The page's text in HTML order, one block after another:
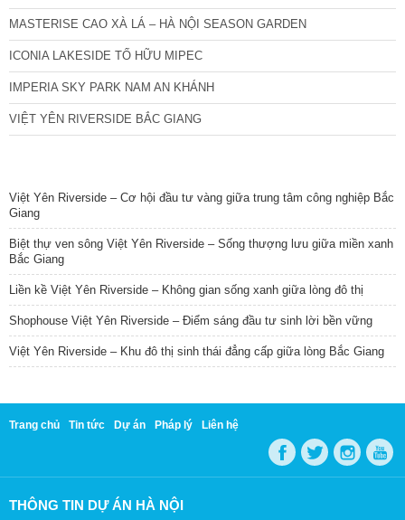
MASTERISE CAO XÀ LÁ – HÀ NỘI SEASON GARDEN
ICONIA LAKESIDE TỐ HỮU MIPEC
IMPERIA SKY PARK NAM AN KHÁNH
VIỆT YÊN RIVERSIDE BẮC GIANG
Việt Yên Riverside – Cơ hội đầu tư vàng giữa trung tâm công nghiệp Bắc
Giang
Biệt thự ven sông Việt Yên Riverside – Sống thượng lưu giữa miền xanh
Bắc Giang
Liền kề Việt Yên Riverside – Không gian sống xanh giữa lòng đô thị
Shophouse Việt Yên Riverside – Điểm sáng đầu tư sinh lời bền vững
Việt Yên Riverside – Khu đô thị sinh thái đẳng cấp giữa lòng Bắc Giang
Trang chủ Tin tức Dự án Pháp lý Liên hệ
THÔNG TIN DỰ ÁN HÀ NỘI